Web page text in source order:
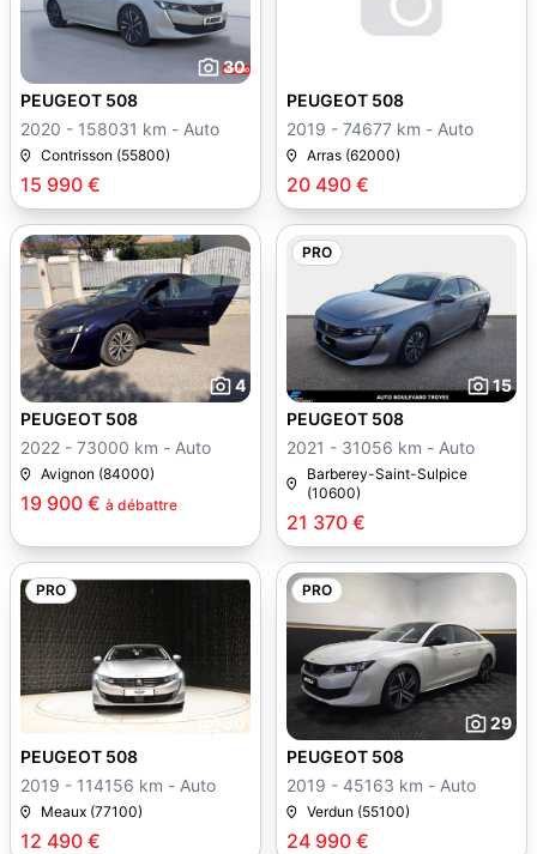
30
15 990 €
PEUGEOT 508
2020 - 158031 km - Auto
Contrisson (55800)
20 490 €
PEUGEOT 508
2019 - 74677 km - Auto
Arras (62000)
4
19 900 € à débattre
PEUGEOT 508
2022 - 73000 km - Auto
Avignon (84000)
PRO
15
21 370 €
PEUGEOT 508
2021 - 31056 km - Auto
Barberey-Saint-Sulpice
(10600)
PRO
30
12 490 €
PEUGEOT 508
2019 - 114156 km - Auto
Meaux (77100)
PRO
29
24 990 €
PEUGEOT 508
2019 - 45163 km - Auto
Verdun (55100)